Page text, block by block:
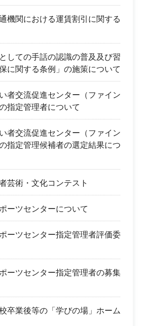
機関における運賃割引に関する
しての手話の認識の普及及び習
に関する条例」の施策について
者交流促進センター（ファイン
指定管理者について
者交流促進センター（ファイン
指定管理候補者の選定結果につ
芸術・文化コンテスト
ーツセンターについて
ーツセンター指定管理者評価委
ーツセンター指定管理者の募集
卒業後等の「学びの場」ホーム